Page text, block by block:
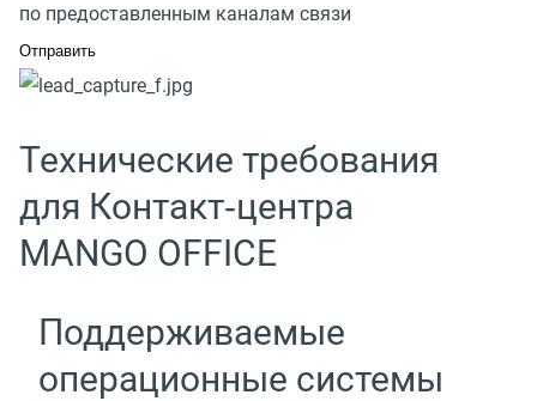
по предоставленным каналам связи
Технические требования
для Контакт‑центра
MANGO OFFICE
Поддерживаемые
операционные системы